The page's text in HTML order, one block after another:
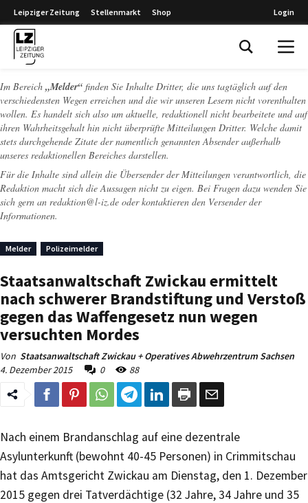
Leipziger Zeitung Stellenmarkt Shop Login
Im Bereich „Melder“ finden Sie Inhalte Dritter, die uns tagtäglich auf den
verschiedensten Wegen erreichen und die wir unseren Lesern nicht vorenthalten
wollen. Es handelt sich also um aktuelle, redaktionell nicht bearbeitete und auf
ihren Wahrheitsgehalt hin nicht überprüfte Mitteilungen Dritter. Welche damit
stets durchgehende Zitate der namentlich genannten Absender außerhalb
unseres redaktionellen Bereiches darstellen.
Für die Inhalte sind allein die Übersender der Mitteilungen verantwortlich, die
Redaktion macht sich die Aussagen nicht zu eigen. Bei Fragen dazu wenden Sie
sich gern an redaktion@l-iz.de oder kontaktieren den Versender der
Informationen.
Melder Polizeimelder
Staatsanwaltschaft Zwickau ermittelt
nach schwerer Brandstiftung und Verstoß
gegen das Waffengesetz nun wegen
versuchten Mordes
Von Staatsanwaltschaft Zwickau + Operatives Abwehrzentrum Sachsen
4. Dezember 2015
0 88
Nach einem Brandanschlag auf eine dezentrale
Asylunterkunft (bewohnt 40-45 Personen) in Crimmitschau
hat das Amtsgericht Zwickau am Dienstag, den 1. Dezember
2015 gegen drei Tatverdächtige (32 Jahre, 34 Jahre und 35